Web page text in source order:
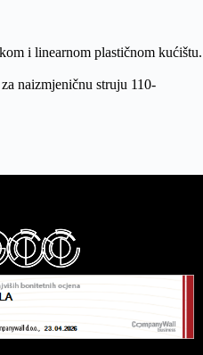
i linearnom plastičnom kućištu.
naizmjeničnu struju 110-